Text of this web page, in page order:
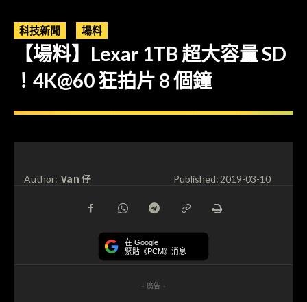
科技新聞 場料
【場料】Lexar 1TB 超大容量 SD
！4K@60 狂拍片 8 個鐘
Author: Van 仔 Published:2019-03-10
在 Google
緊貼《PCM》消息
- 廣告 -